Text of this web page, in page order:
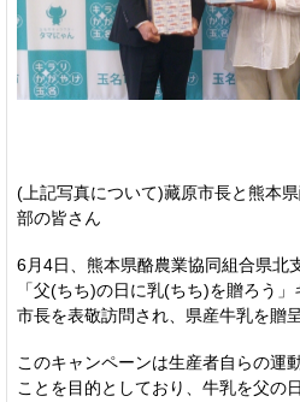
(上記写真について)藏原市長と熊本
部の皆さん
6月4日、熊本県酪農業協同組合県北
「父(ちち)の日に乳(ちち)を贈ろう
市長を表敬訪問され、県産牛乳を贈
このキャンペーンは生産者自らの運
ことを目的としており、牛乳を父の